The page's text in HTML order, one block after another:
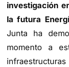
investigación
la futura
Junta ha
momento a